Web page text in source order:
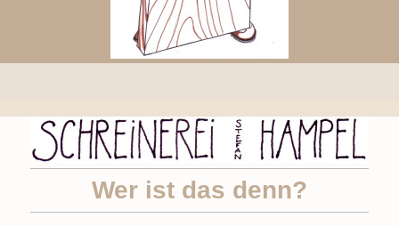
Wer ist das denn?